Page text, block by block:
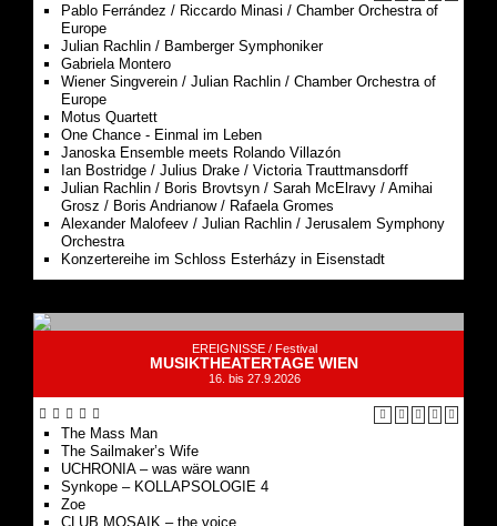
Pablo Ferrández / Riccardo Minasi / Chamber Orchestra of
Europe
Julian Rachlin / Bamberger Symphoniker
Gabriela Montero
Wiener Singverein / Julian Rachlin / Chamber Orchestra of
Europe
Motus Quartett
One Chance - Einmal im Leben
Janoska Ensemble meets Rolando Villazón
Ian Bostridge / Julius Drake / Victoria Trauttmansdorff
Julian Rachlin / Boris Brovtsyn / Sarah McElravy / Amihai
Grosz / Boris Andrianow / Rafaela Gromes
Alexander Malofeev / Julian Rachlin / Jerusalem Symphony
Orchestra
Konzertereihe im Schloss Esterházy in Eisenstadt
EREIGNISSE / Festival
MUSIKTHEATERTAGE WIEN
16. bis 27.9.2026
The Mass Man
The Sailmaker’s Wife
UCHRONIA – was wäre wann
Synkope – KOLLAPSOLOGIE 4
Zoe
CLUB MOSAIK – the voice